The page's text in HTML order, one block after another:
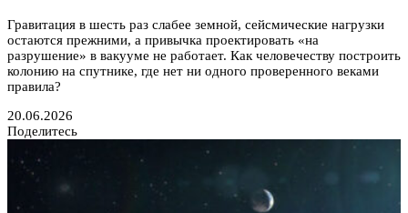
Гравитация в шесть раз слабее земной, сейсмические нагрузки
остаются прежними, а привычка проектировать «на
разрушение» в вакууме не работает. Как человечеству построить
колонию на спутнике, где нет ни одного проверенного веками
правила?
20.06.2026
Поделитесь